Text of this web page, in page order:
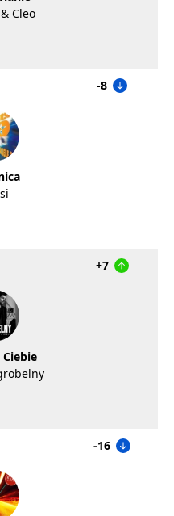
Cleo
-8
+7
-16